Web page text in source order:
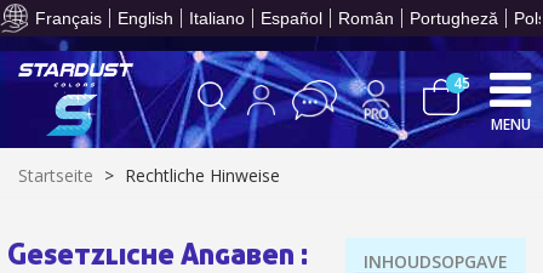
Français English Italiano Español Român Portugheză
Ihr Online-Angebot
10€ Einkaufsgutschein
45
MENU
Startseite > Rechtliche Hinweise
Gesetzliche Angaben :